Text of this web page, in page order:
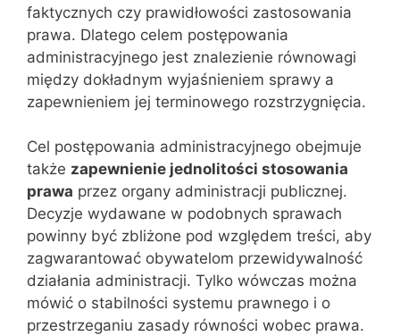
faktycznych czy prawidłowości zastosowania
prawa. Dlatego celem postępowania
administracyjnego jest znalezienie równowagi
między dokładnym wyjaśnieniem sprawy a
zapewnieniem jej terminowego rozstrzygnięcia.
Cel postępowania administracyjnego obejmuje
także zapewnienie jednolitości stosowania
prawa przez organy administracji publicznej.
Decyzje wydawane w podobnych sprawach
powinny być zbliżone pod względem treści, aby
zagwarantować obywatelom przewidywalność
działania administracji. Tylko wówczas można
mówić o stabilności systemu prawnego i o
przestrzeganiu zasady równości wobec prawa.